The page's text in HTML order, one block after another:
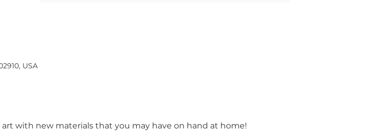
USA
with new materials that you may have on hand at home!